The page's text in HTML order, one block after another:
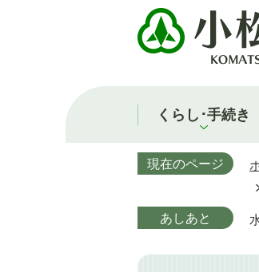
くらし･手続き
現在のページ
あしあと